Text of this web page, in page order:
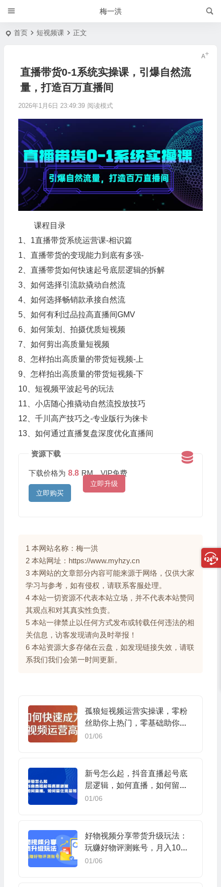
梅一洪
首页 短视频课 正文
直播带货0-1系统实操课，引爆自然流
量，打造百万直播间
2026年1月6日 23:49:39 阅读模式
课程目录
1、1直播带货系统运营课-相识篇
1、直播带货的变现能力到底有多强-
2、直播带货如何快速起号底层逻辑的拆解
3、如何选择引流款撬动自然流
4、如何选择畅销款承接自然流
5、如何有利过品拉高直播间GMV
6、如何策划、拍摄优质短视频
7、如何剪出高质量短视频
8、怎样拍出高质量的带货短视频-上
9、怎样拍出高质量的带货短视频-下
10、短视频平波起号的玩法
11、小店随心推撬动自然流投放技巧
12、千川高产技巧之-专业版行为徕卡
13、如何通过直播复盘深度优化直播间
资源下载
下载价格为 8.8 RM，VIP免费
立即升级
立即购买
1 本网站名称：梅一洪
2 本站网址：https://www.myhzy.cn
3 本网站的文章部分内容可能来源于网络，仅供大家
学习与参考，如有侵权，请联系客服处理。
4 本站一切资源不代表本站立场，并不代表本站赞同
其观点和对其真实性负责。
5 本站一律禁止以任何方式发布或转载任何违法的相
关信息，访客发现请向及时举报！
6 本站资源大多存储在云盘，如发现链接失效，请联
系我们我们会第一时间更新。
孤狼短视频运营实操课，零粉
丝助你上热门，零基础助你热
门矩阵
01/06
新号怎么起，抖音直播起号底
层逻辑，如何直播，如何留住
流量等
01/06
好物视频分享带货升级玩法：
玩赚好物评测账号，月入10个
W（1小时详细教程）
01/06